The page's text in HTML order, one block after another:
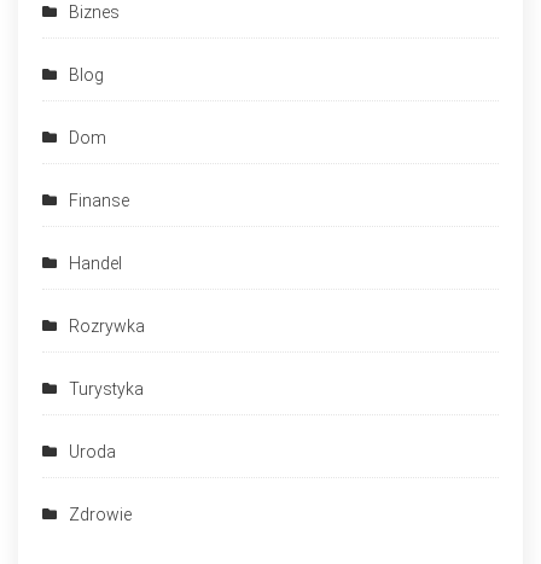
Biznes
Blog
Dom
Finanse
Handel
Rozrywka
Turystyka
Uroda
Zdrowie